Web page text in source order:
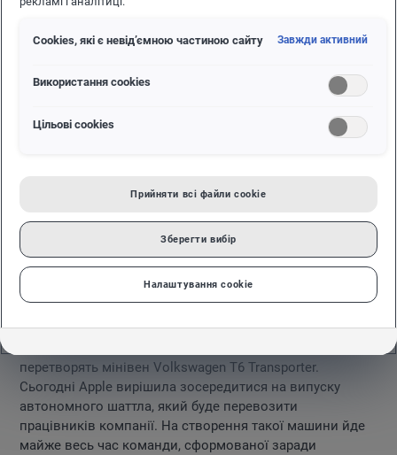
який передбачає розробку безпілотного авто
для співробітників американської корпорації.
перетворять мінівен Volkswagen T6 Transporter.
Сьогодні Apple вирішила зосередитися на випуску
автономного шаттла, який буде перевозити
працівників компанії. На створення такої машини йде
майже весь час команди, сформованої заради
Сookies, які є невід’ємною частиною сайту Завжди активний
Використання cookies
Цільові сookies
Прийняти всі файли сookie
Зберегти вибір
Налаштування cookie